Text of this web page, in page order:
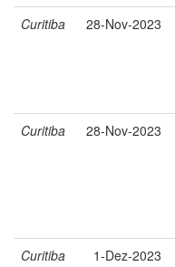
Curitiba 28-Nov-2023
Curitiba 28-Nov-2023
Curitiba 1-Dez-2023